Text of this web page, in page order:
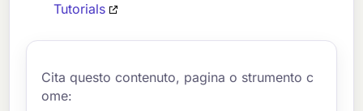
Tutorials
Cita questo contenuto, pagina o strumento c
ome: